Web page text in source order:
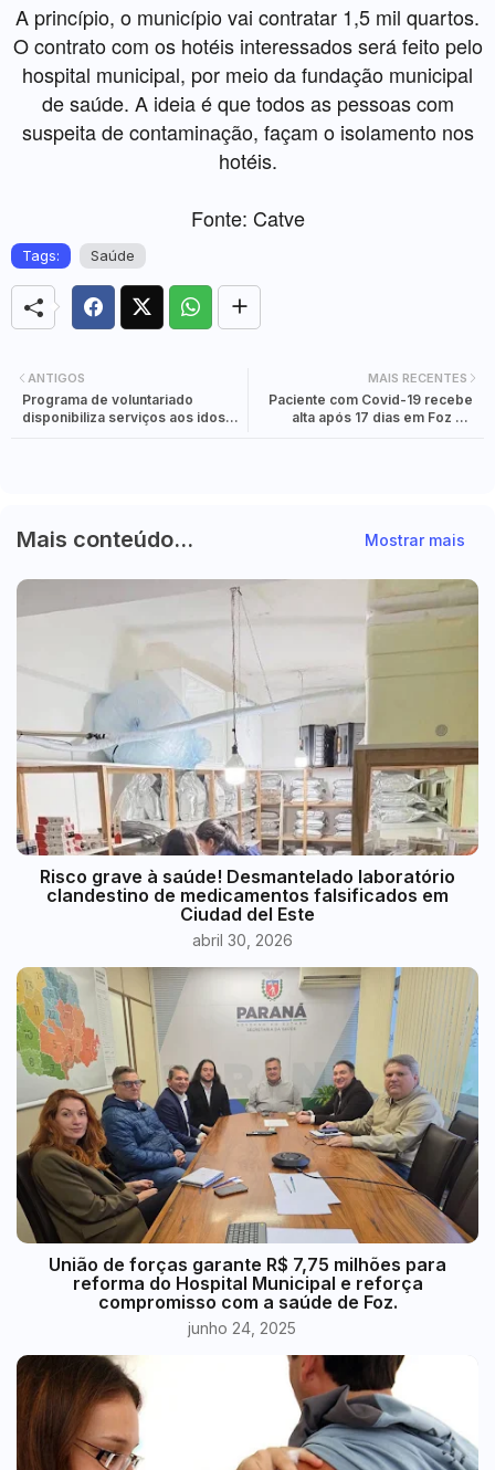
A princípio, o município vai contratar 1,5 mil quartos.
O contrato com os hotéis interessados será feito pelo
hospital municipal, por meio da fundação municipal
de saúde. A ideia é que todos as pessoas com
suspeita de contaminação, façam o isolamento nos
hotéis.
Fonte: Catve
Tags: Saúde
MAIS RECENTES
Paciente com Covid-19 recebe
alta após 17 dias em Foz do
ANTIGOS
Programa de voluntariado
disponibiliza serviços aos idosos
Mais conteúdo... Mostrar mais
Risco grave à saúde! Desmantelado laboratório
clandestino de medicamentos falsificados em
Ciudad del Este
abril 30, 2026
União de forças garante R$ 7,75 milhões para
reforma do Hospital Municipal e reforça
compromisso com a saúde de Foz.
junho 24, 2025